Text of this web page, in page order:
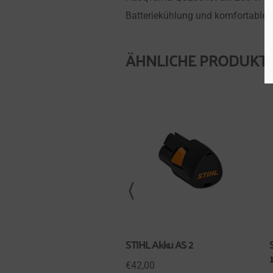
Batteriekühlung und
ÄHNLICHE PRODUKTE
STIHL Akku AS 2
€42,00